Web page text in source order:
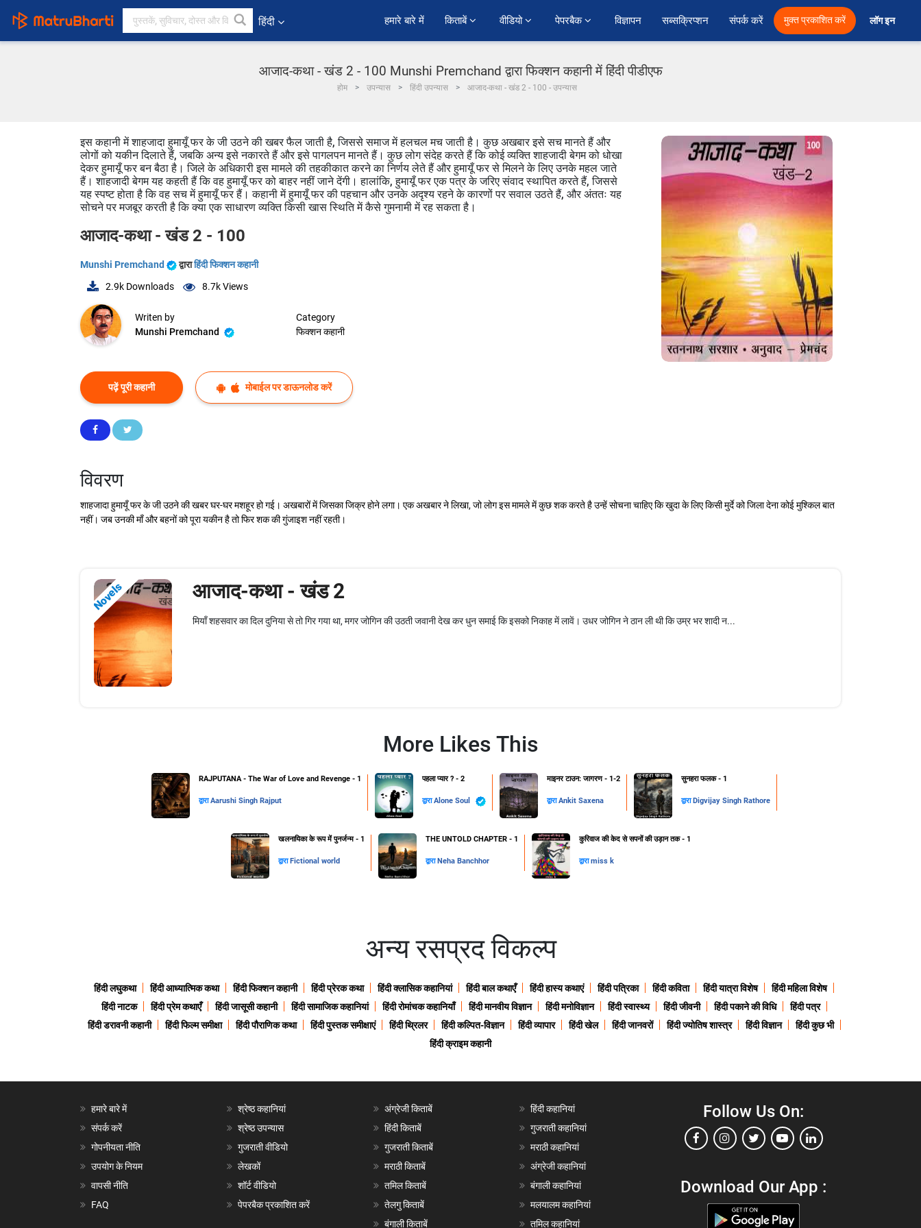
हिंदी हमारे बारे में किताबें वीडियो पेपरबैक विज्ञापन सब्सक्रिप्शन संपर्क करें मुक्त प्रकाशित करें लॉग इन
आजाद-कथा - खंड 2 - 100 Munshi Premchand द्वारा फिक्शन कहानी में हिंदी पीडीएफ
होम उपन्यास हिंदी उपन्यास आजाद-कथा - खंड 2 - 100 - उपन्यास
इस कहानी में शाहजादा हुमायूँ फर के जी उठने की खबर फैल जाती है, जिससे समाज में हलचल मच जाती है। कुछ अखबार इसे सच मानते हैं और
लोगों को यकीन दिलाते हैं, जबकि अन्य इसे नकारते हैं और इसे पागलपन मानते हैं। कुछ लोग संदेह करते हैं कि कोई व्यक्ति शाहजादी बेगम को धोखा
देकर हुमायूँ फर बन बैठा है। जिले के अधिकारी इस मामले की तहकीकात करने का निर्णय लेते हैं और हुमायूँ फर से मिलने के लिए उनके महल जाते
हैं। शाहजादी बेगम यह कहती हैं कि वह हुमायूँ फर को बाहर नहीं जाने देंगी। हालांकि, हुमायूँ फर एक पत्र के जरिए संवाद स्थापित करते हैं, जिससे
यह स्पष्ट होता है कि वह सच में हुमायूँ फर हैं। कहानी में हुमायूँ फर की पहचान और उनके अदृश्य रहने के कारणों पर सवाल उठते हैं, और अंततः यह
सोचने पर मजबूर करती है कि क्या एक साधारण व्यक्ति किसी खास स्थिति में कैसे गुमनामी में रह सकता है।
आजाद-कथा - खंड 2 - 100
Munshi Premchand द्वाराहिंदी फिक्शन कहानी
2.9k Downloads 8.7kViews
Writen by
Munshi Premchand
Category
फिक्शन कहानी
पढ़ें पूरी कहानी मोबाईल पर डाऊनलोड करें
विवरण
शाहजादा हुमायूँ फर के जी उठने की खबर घर-घर मशहूर हो गई। अखबारों में जिसका जिक्र होने लगा। एक अखबार ने लिखा, जो लोग इस मामले में कुछ शक करते है उन्हें सोचना चाहिए कि खुदा के लिए किसी मुर्दे को जिला देना कोई मुश्किल बात
नहीं। जब उनकी माँ और बहनों को पूरा यकीन है तो फिर शक की गुंजाइश नहीं रहती।
Novels आजाद-कथा - खंड 2
मियाँ शहसवार का दिल दुनिया से तो गिर गया था, मगर जोगिन की उठती जवानी देख कर धुन समाई कि इसको निकाह में लावें। उधर जोगिन ने ठान ली थी कि उम्र भर शादी न...
More Likes This
RAJPUTANA - The War of Love and Revenge - 1
द्वाराAarushi Singh Rajput
पहला प्यार ? - 2
द्वाराAlone Soul
माइनर टाउन: जागरण - 1-2
द्वाराAnkit Saxena
सुनहरा फलक - 1
द्वारा Digvijay Singh Rathore
खलनायिका के रूप में पुनर्जन्म - 1
द्वारा Fictional world
THE UNTOLD CHAPTER - 1
द्वारा Neha Banchhor
कुरिवाज की केद से सपनों की उड़ान तक - 1
द्वाराmiss k
अन्य रसप्रद विकल्प
हिंदी लघुकथा हिंदी आध्यात्मिक कथा हिंदी फिक्शन कहानी हिंदी प्रेरक कथा हिंदी क्लासिक कहानियां हिंदी बाल कथाएँ हिंदी हास्य कथाएं हिंदी पत्रिका हिंदी कविता हिंदी यात्रा विशेष
हिंदी महिला विशेष
हिंदी नाटक
हिंदी प्रेम कथाएँ हिंदी जासूसी कहानी हिंदी सामाजिक कहानियां हिंदी रोमांचक कहानियाँ हिंदी मानवीय विज्ञान हिंदी मनोविज्ञान हिंदी स्वास्थ्य हिंदी जीवनी हिंदी पकाने की विधि
हिंदी पत्र
हिंदी डरावनी कहानी
हिंदी फिल्म समीक्षा हिंदी पौराणिक कथा हिंदी पुस्तक समीक्षाएं हिंदी थ्रिलर हिंदी कल्पित-विज्ञान हिंदी व्यापार हिंदी खेल हिंदी जानवरों हिंदी ज्योतिष शास्त्र हिंदी विज्ञान
हिंदी कुछ भी
हिंदी क्राइम कहानी
हमारे बारे में
संपर्क करें
गोपनीयता नीति
उपयोग के नियम
वापसी नीति
FAQ
श्रेष्ठ कहानियां
श्रेष्ठ उपन्यास
गुजराती वीडियो
लेखकों
शॉर्ट वीडियो
पेपरबैक प्रकाशित करें
अंग्रेजी किताबें
हिंदी किताबें
गुजराती किताबें
मराठी किताबें
तमिल किताबें
तेलगु किताबें
बंगाली किताबें
हिंदी कहानियां
गुजराती कहानियां
मराठी कहानियां
अंग्रेजी कहानियां
बंगाली कहानियां
मलयालम कहानियां
तमिल कहानियां
Follow Us On:
Download Our App :